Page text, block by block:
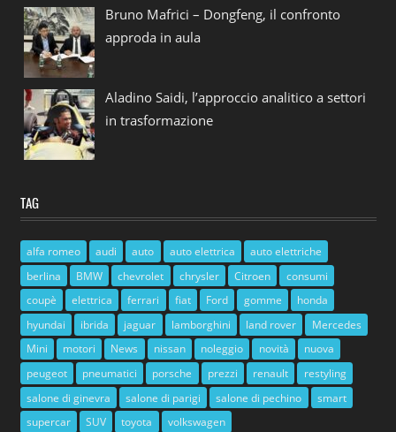
Bruno Mafrici – Dongfeng, il confronto
approda in aula
Aladino Saidi, l’approccio analitico a settori
in trasformazione
TAG
alfa romeo audi auto auto elettrica
auto elettriche
berlina
BMW chevrolet chrysler Citroen
consumi
coupè
elettrica ferrari fiat Ford gomme
honda
hyundai
ibrida jaguar lamborghini land rover
Mercedes
Mini
motori News nissan noleggio novità
nuova
peugeot
pneumatici porsche prezzi renault
restyling
salone di ginevra
salone di parigi salone di pechino
smart
supercar
SUV toyota volkswagen